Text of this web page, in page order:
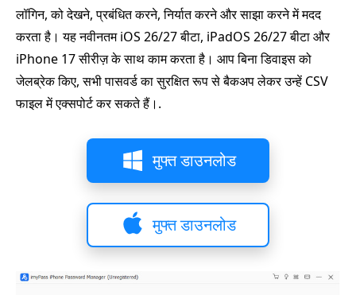
लॉगिन, को देखने, प्रबंधित करने, निर्यात करने और साझा करने में मदद
करता है। यह नवीनतम iOS 26/27 बीटा, iPadOS 26/27 बीटा और
iPhone 17 सीरीज़ के साथ काम करता है। आप बिना डिवाइस को
जेलब्रेक किए, सभी पासवर्ड का सुरक्षित रूप से बैकअप लेकर उन्हें CSV
फाइल में एक्सपोर्ट कर सकते हैं।.
मुफ्त डाउनलोड
मुफ्त डाउनलोड